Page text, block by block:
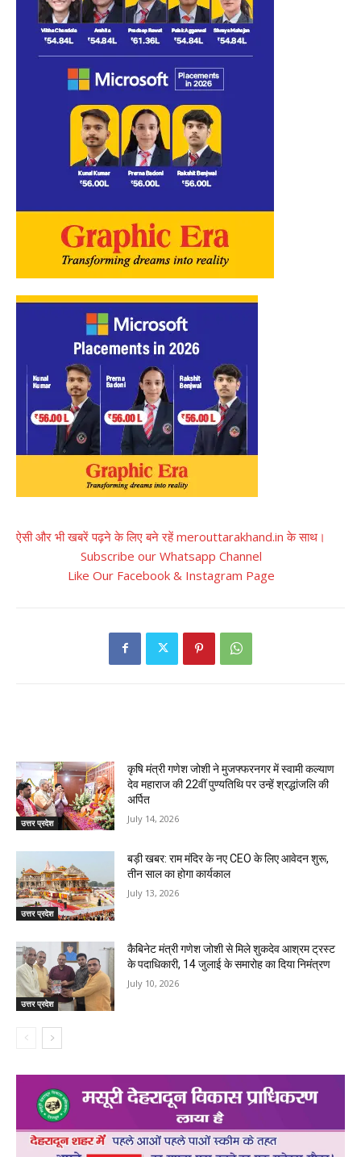
ऐसी और भी खबरें पढ़ने के लिए बने रहें merouttarakhand.in के साथ।
Subscribe our Whatsapp Channel
Like Our Facebook & Instagram Page
उत्तर प्रदेश
कृषि मंत्री गणेश जोशी ने मुजफ्फरनगर में स्वामी कल्याण
देव महाराज की 22वीं पुण्यतिथि पर उन्हें श्रद्धांजलि की
अर्पित
July 14, 2026
उत्तर प्रदेश
बड़ी खबर: राम मंदिर के नए CEO के लिए आवेदन शुरू,
तीन साल का होगा कार्यकाल
July 13, 2026
उत्तर प्रदेश
कैबिनेट मंत्री गणेश जोशी से मिले शुकदेव आश्रम ट्रस्ट
के पदाधिकारी, 14 जुलाई के समारोह का दिया निमंत्रण
July 10, 2026